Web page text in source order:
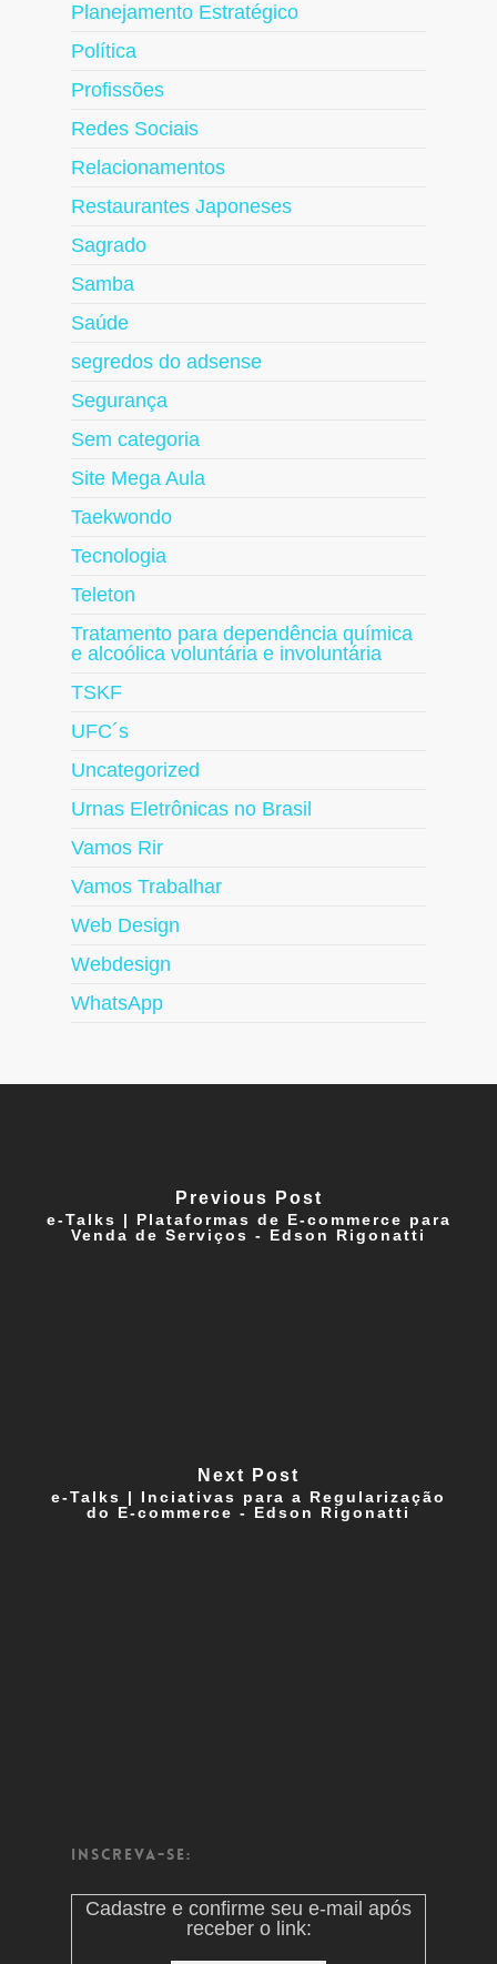
Planejamento Estratégico
Política
Profissões
Redes Sociais
Relacionamentos
Restaurantes Japoneses
Sagrado
Samba
Saúde
segredos do adsense
Segurança
Sem categoria
Site Mega Aula
Taekwondo
Tecnologia
Teleton
Tratamento para dependência química
e alcoólica voluntária e involuntária
TSKF
UFC´s
Uncategorized
Urnas Eletrônicas no Brasil
Vamos Rir
Vamos Trabalhar
Web Design
Webdesign
WhatsApp
Previous Post
e-Talks | Plataformas de E-commerce para
Venda de Serviços - Edson Rigonatti
Next Post
e-Talks | Inciativas para a Regularização
do E-commerce - Edson Rigonatti
Inscreva-se:
Cadastre e confirme seu e-mail após
receber o link: